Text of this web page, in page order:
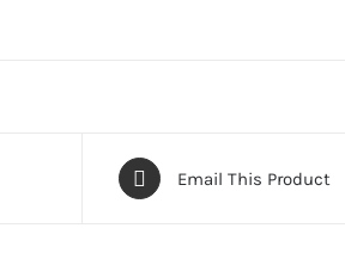
Email This Product